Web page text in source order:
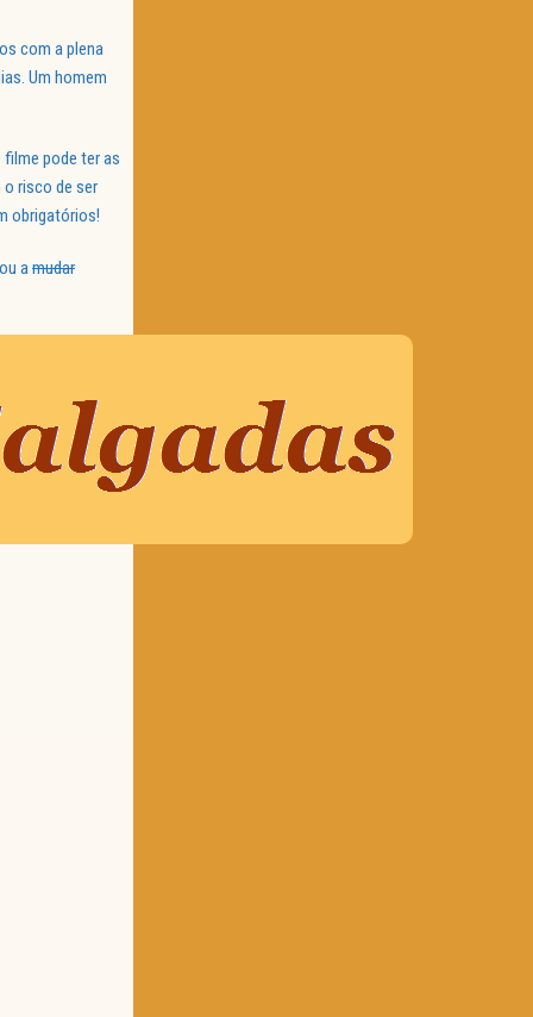
com a plena
Um homem
filme pode ter as
risco de ser
obrigatórios!
amudar